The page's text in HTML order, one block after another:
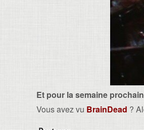
Et pour la semaine
Vous avez vu BrainDead ?